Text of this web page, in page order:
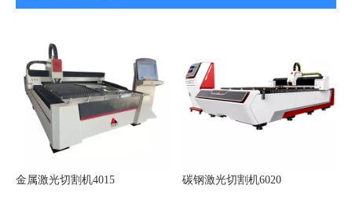
金属激光切割机4015 碳钢激光切割机6020